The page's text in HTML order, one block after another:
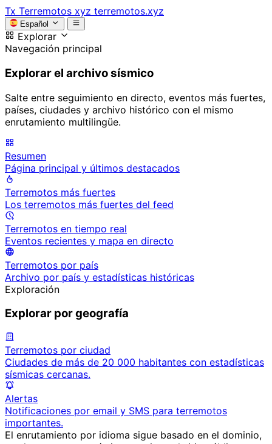
Tx Terremotos xyz terremotos.xyz
Español
Explorar
Navegación principal
Explorar el archivo sísmico
Salte entre seguimiento en directo, eventos más fuertes,
países, ciudades y archivo histórico con el mismo
enrutamiento multilingüe.
Resumen
Página principal y últimos destacados
Terremotos más fuertes
Los terremotos más fuertes del feed
Terremotos en tiempo real
Eventos recientes y mapa en directo
Terremotos por país
Archivo por país y estadísticas históricas
Exploración
Explorar por geografía
Terremotos por ciudad
Ciudades de más de 20 000 habitantes con estadísticas
sísmicas cercanas.
Alertas
Notificaciones por email y SMS para terremotos
importantes.
El enrutamiento por idioma sigue basado en el dominio,